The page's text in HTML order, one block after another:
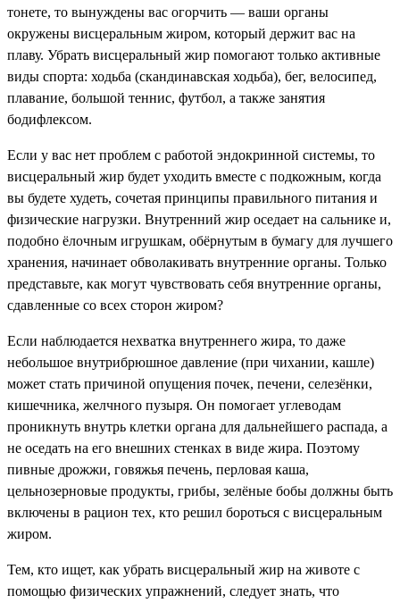
тонете, то вынуждены вас огорчить — ваши органы
окружены висцеральным жиром, который держит вас на
плаву. Убрать висцеральный жир помогают только активные
виды спорта: ходьба (скандинавская ходьба), бег, велосипед,
плавание, большой теннис, футбол, а также занятия
бодифлексом.
Если у вас нет проблем с работой эндокринной системы, то
висцеральный жир будет уходить вместе с подкожным, когда
вы будете худеть, сочетая принципы правильного питания и
физические нагрузки. Внутренний жир оседает на сальнике и,
подобно ёлочным игрушкам, обёрнутым в бумагу для лучшего
хранения, начинает обволакивать внутренние органы. Только
представьте, как могут чувствовать себя внутренние органы,
сдавленные со всех сторон жиром?
Если наблюдается нехватка внутреннего жира, то даже
небольшое внутрибрюшное давление (при чихании, кашле)
может стать причиной опущения почек, печени, селезёнки,
кишечника, желчного пузыря. Он помогает углеводам
проникнуть внутрь клетки органа для дальнейшего распада, а
не оседать на его внешних стенках в виде жира. Поэтому
пивные дрожжи, говяжья печень, перловая каша,
цельнозерновые продукты, грибы, зелёные бобы должны быть
включены в рацион тех, кто решил бороться с висцеральным
жиром.
Тем, кто ищет, как убрать висцеральный жир на животе с
помощью физических упражнений, следует знать, что